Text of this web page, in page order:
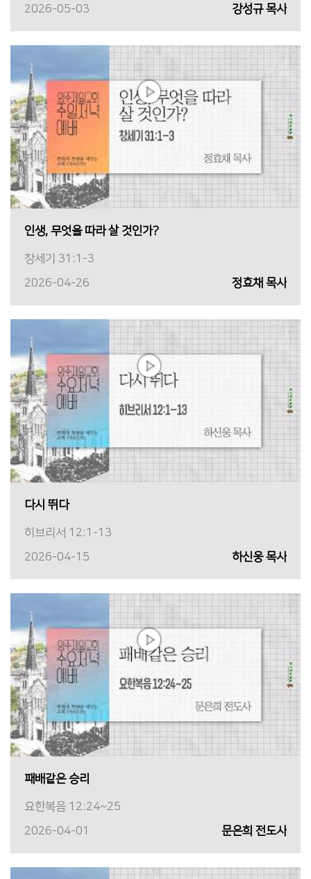
2026-05-03
강성규 목사
인생, 무엇을 따라 살 것인가?
창세기 31:1-3
2026-04-26
정효채 목사
다시 뛰다
히브리서 12:1-13
2026-04-15
하신웅 목사
패배같은 승리
요한복음 12:24~25
2026-04-01
문은희 전도사